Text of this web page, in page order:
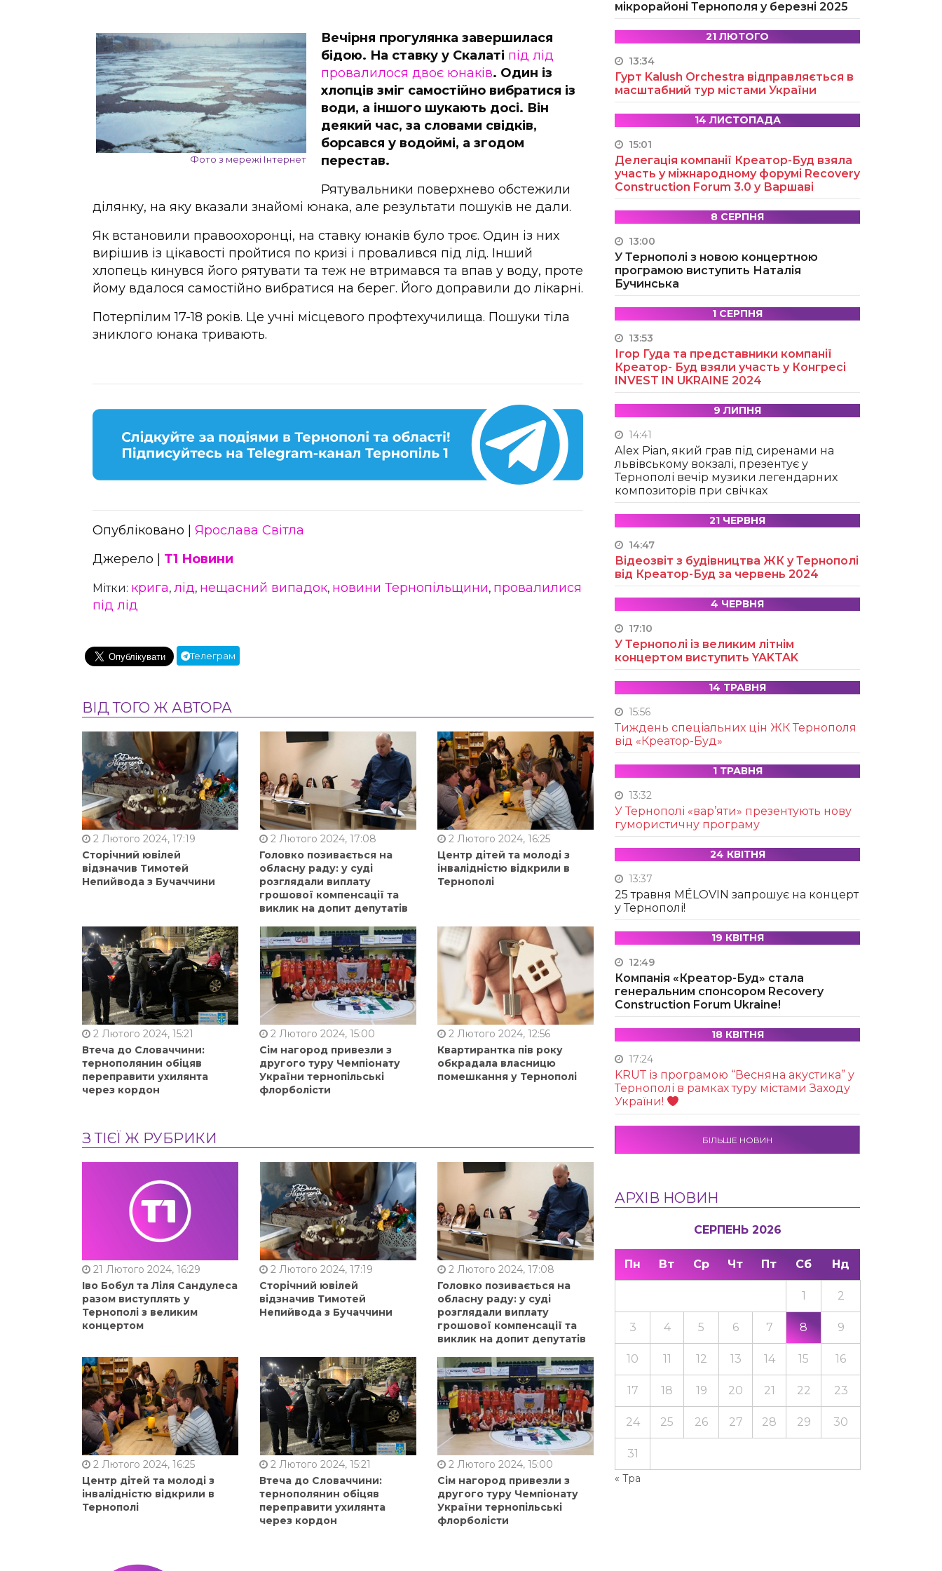
Фото з мережі Інтернет
Вечірня прогулянка завершилася
бідою. На ставку у Скалаті під лід
провалилося двоє юнаків. Один із
хлопців зміг самостійно вибратися із
води, а іншого шукають досі. Він
деякий час, за словами свідків,
борсався у водоймі, а згодом
перестав.
Рятувальники поверхнево обстежили
ділянку, на яку вказали знайомі юнака, але результати пошуків не дали.
Як встановили правоохоронці, на ставку юнаків було троє. Один із них
вирішив із цікавості пройтися по кризі і провалився під лід. Інший
хлопець кинувся його рятувати та теж не втримався та впав у воду, проте
йому вдалося самостійно вибратися на берег. Його доправили до лікарні.
Потерпілим 17-18 років. Це учні місцевого профтехучилища. Пошуки тіла
зниклого юнака тривають.
Опубліковано | Ярослава Світла
Джерело | Т1 Новини
Мітки: крига, лід, нещасний випадок, новини Тернопільщини, провалилися
під лід
Телеграм
ВІД ТОГО Ж АВТОРА
2 Лютого 2024, 17:19
Сторічний ювілей
відзначив Тимотей
Непийвода з Бучаччини
2 Лютого 2024, 17:08
Головко позивається на
обласну раду: у суді
розглядали виплату
грошової компенсації та
виклик на допит депутатів
2 Лютого 2024, 16:25
Центр дітей та молоді з
інвалідністю відкрили в
Тернополі
2 Лютого 2024, 15:21
Втеча до Словаччини:
тернополянин обіцяв
переправити ухилянта
через кордон
2 Лютого 2024, 15:00
Сім нагород привезли з
другого туру Чемпіонату
України тернопільські
флорболісти
2 Лютого 2024, 12:56
Квартирантка пів року
обкрадала власницю
помешкання у Тернополі
З ТІЄЇ Ж РУБРИКИ
21 Лютого 2024, 16:29
Іво Бобул та Ліля Сандулеса
разом виступлять у
Тернополі з великим
концертом
2 Лютого 2024, 17:19
Сторічний ювілей
відзначив Тимотей
Непийвода з Бучаччини
2 Лютого 2024, 17:08
Головко позивається на
обласну раду: у суді
розглядали виплату
грошової компенсації та
виклик на допит депутатів
2 Лютого 2024, 16:25
Центр дітей та молоді з
інвалідністю відкрили в
Тернополі
2 Лютого 2024, 15:21
Втеча до Словаччини:
тернополянин обіцяв
переправити ухилянта
через кордон
2 Лютого 2024, 15:00
Сім нагород привезли з
другого туру Чемпіонату
України тернопільські
флорболісти
мікрорайоні Тернополя у березні 2025
21 ЛЮТОГО
13:34
Гурт Kalush Orchestra відправляється в
масштабний тур містами України
14 ЛИСТОПАДА
15:01
Делегація компанії Креатор-Буд взяла
участь у міжнародному форумі Recovery
Construction Forum 3.0 у Варшаві
8 СЕРПНЯ
13:00
У Тернополі з новою концертною
програмою виступить Наталія
Бучинська
1 СЕРПНЯ
13:53
Ігор Гуда та представники компанії
Креатор- Буд взяли участь у Конгресі
INVEST IN UKRAINE 2024
9 ЛИПНЯ
14:41
Alex Pian, який грав під сиренами на
львівському вокзалі, презентує у
Тернополі вечір музики легендарних
композиторів при свічках
21 ЧЕРВНЯ
14:47
Відеозвіт з будівництва ЖК у Тернополі
від Креатор-Буд за червень 2024
4 ЧЕРВНЯ
17:10
У Тернополі із великим літнім
концертом виступить YAKTAK
14 ТРАВНЯ
15:56
Тиждень спеціальних цін ЖК Тернополя
від «Креатор-Буд»
1 ТРАВНЯ
13:32
У Тернополі «вар’яти» презентують нову
гумористичну програму
24 КВІТНЯ
13:37
25 травня MÉLOVIN запрошує на концерт
у Тернополі!
19 КВІТНЯ
12:49
Компанія «Креатор-Буд» стала
генеральним спонсором Recovery
Construction Forum Ukraine!
18 КВІТНЯ
17:24
KRUТ із програмою “Весняна акустика” у
Тернополі в рамках туру містами Заходу
України!
БІЛЬШЕ НОВИН
АРХІВ НОВИН
СЕРПЕНЬ 2026
Пн Вт Ср Чт Пт Сб Нд
« Тра
1 2
3 4 5 6 7 8 9
10 11 12 13 14 15 16
17 18 19 20 21 22 23
24 25 26 27 28 29 30
31